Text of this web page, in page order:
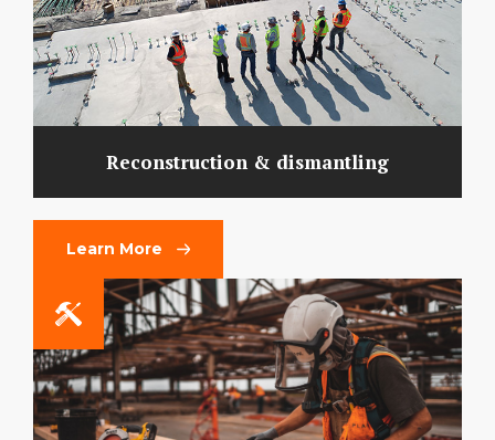
Reconstruction & dismantling
Learn More